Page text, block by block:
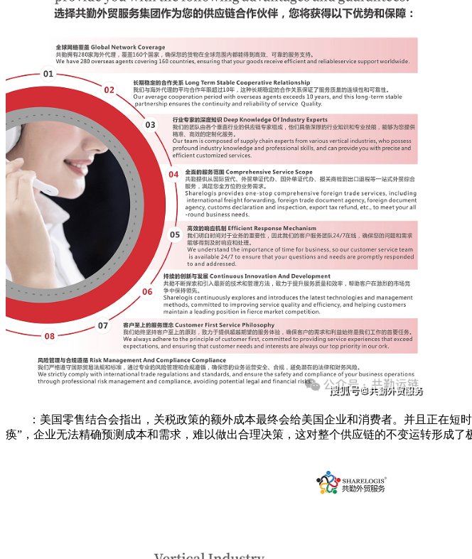
：美国零售结合会指出，关税政策的额外成本最终会给美国企业和消费者。并且正在短
痪”，企业无法精确预测成本和需求，难以做出合理决策，这对整个供应链的不变运转形成了